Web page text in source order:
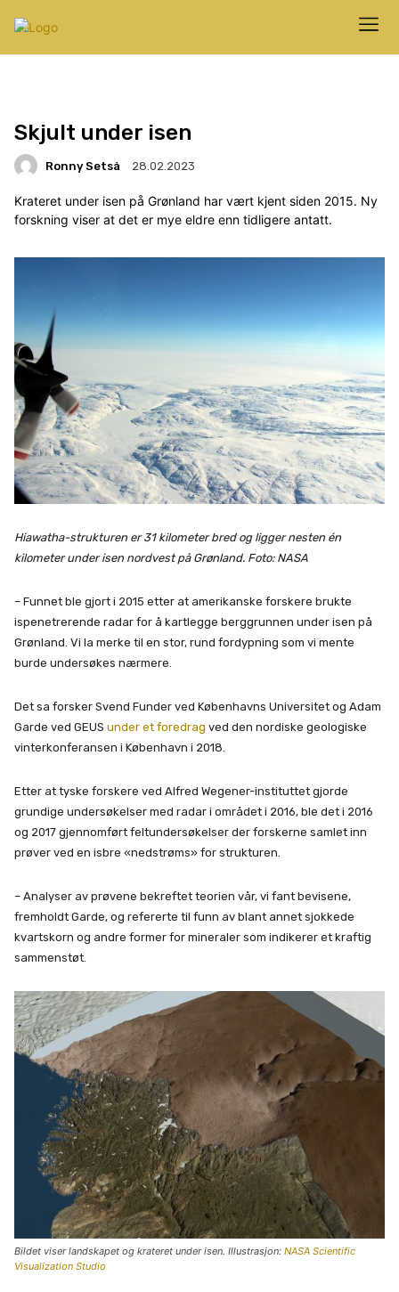
Skjult under isen
Ronny Setså 28.02.2023
Krateret under isen på Grønland har vært kjent siden 2015. Ny
forskning viser at det er mye eldre enn tidligere antatt.
Hiawatha-strukturen er 31 kilometer bred og ligger nesten én
kilometer under isen nordvest på Grønland. Foto: NASA
– Funnet ble gjort i 2015 etter at amerikanske forskere brukte
ispenetrerende radar for å kartlegge berggrunnen under isen på
Grønland. Vi la merke til en stor, rund fordypning som vi mente
burde undersøkes nærmere.
Det sa forsker Svend Funder ved Københavns Universitet og Adam
Garde ved GEUS under et foredrag ved den nordiske geologiske
vinterkonferansen i København i 2018.
Etter at tyske forskere ved Alfred Wegener-instituttet gjorde
grundige undersøkelser med radar i området i 2016, ble det i 2016
og 2017 gjennomført feltundersøkelser der forskerne samlet inn
prøver ved en isbre «nedstrøms» for strukturen.
– Analyser av prøvene bekreftet teorien vår, vi fant bevisene,
fremholdt Garde, og refererte til funn av blant annet sjokkede
kvartskorn og andre former for mineraler som indikerer et kraftig
sammenstøt.
Bildet viser landskapet og krateret under isen. Illustrasjon: NASA Scientific
Visualization Studio